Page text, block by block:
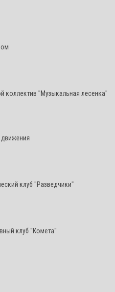
коллектив "Музыкальная лесенка"
клуб "Разведчики"
клуб "Комета"